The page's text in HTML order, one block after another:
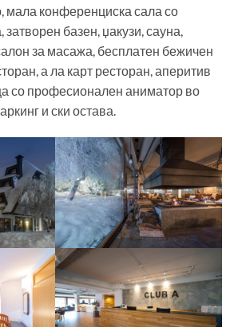
мала конференциска сала со
затворен базен, џакузи, сауна,
за масажа, бесплатен бежичен
а ла карт ресторан, аперитив
со професионален аниматор во
и ски остава.